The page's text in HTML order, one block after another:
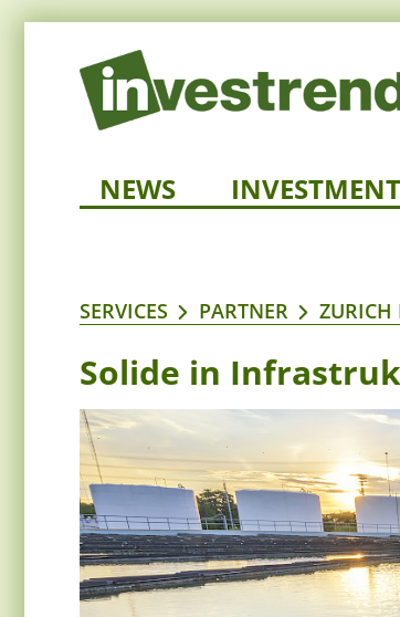
NEWS
SERVICES PARTNER ZURICH
Solide in